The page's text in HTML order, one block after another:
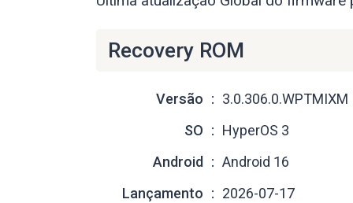
Recovery ROM
Versão
3.0.306.0.WPTMIXM
SO
HyperOS 3
Android
Android 16
Lançamento
2026-07-17